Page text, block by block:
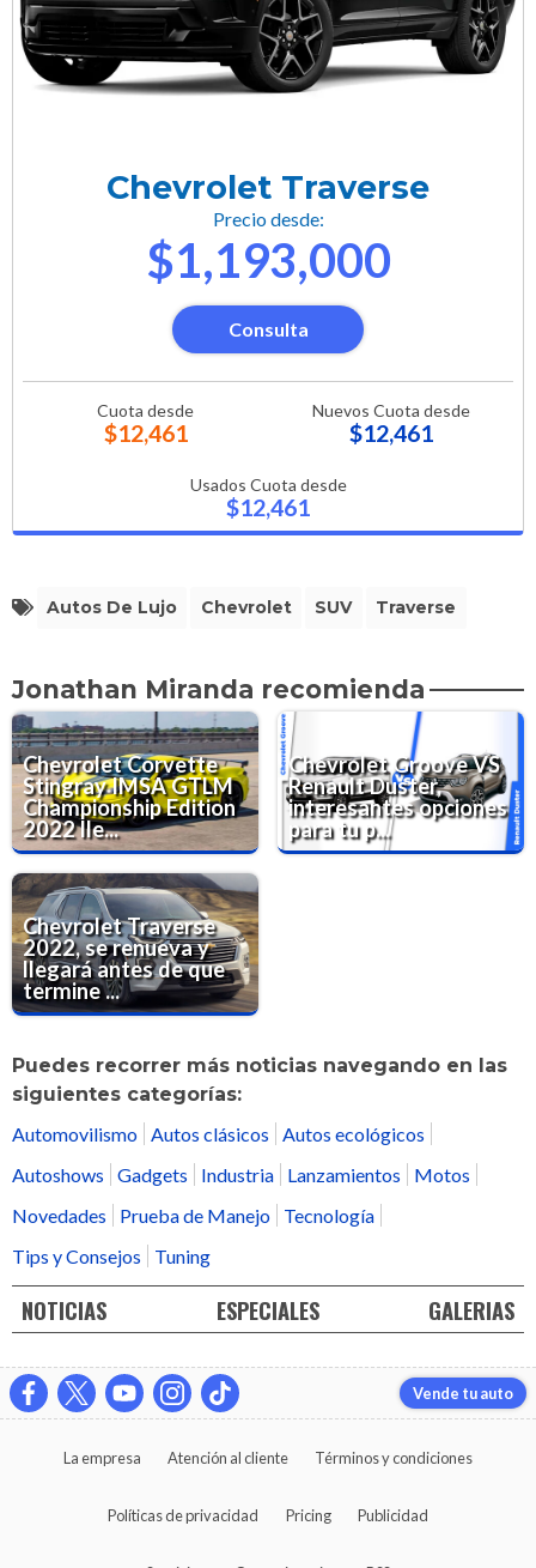
Chevrolet Traverse
Precio desde:
$1,193,000
Consulta
Cuota desde
$12,461
Nuevos Cuota desde
$12,461
Usados Cuota desde
$12,461
Autos De Lujo Chevrolet SUV Traverse
Jonathan Miranda recomienda
Chevrolet Corvette
Stingray IMSA GTLM
Championship Edition
2022 lle...
Chevrolet Groove VS
Renault Duster,
interesantes opciones
para tu p...
Chevrolet Traverse
2022, se renueva y
llegará antes de que
termine ...
Puedes recorrer más noticias navegando en las
siguientes categorías:
Automovilismo Autos clásicos
Autos ecológicos
Autoshows
Gadgets Industria Lanzamientos
Motos
Novedades
Prueba de Manejo
Tecnología
Tips y Consejos
Tuning
NOTICIAS ESPECIALES GALERIAS
Vende tu auto
La empresa Atención al cliente Términos y condiciones
Políticas de privacidad Pricing Publicidad